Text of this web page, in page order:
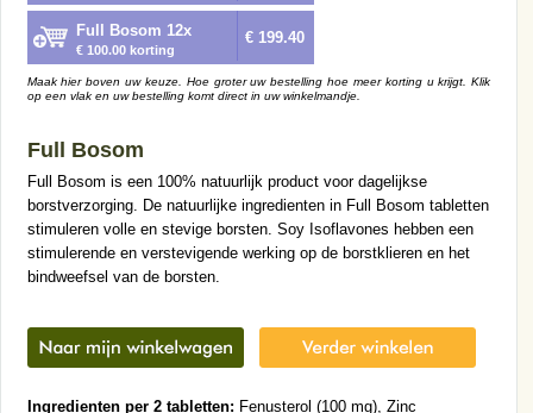
Full Bosom 12x
€ 100.00 korting
€ 199.40
Maak hier boven uw keuze. Hoe groter uw bestelling hoe meer korting u krijgt. Klik
op een vlak en uw bestelling komt direct in uw winkelmandje.
Full Bosom
Full Bosom is een 100% natuurlijk product voor dagelijkse
borstverzorging. De natuurlijke ingredienten in Full Bosom tabletten
stimuleren volle en stevige borsten. Soy Isoflavones hebben een
stimulerende en verstevigende werking op de borstklieren en het
bindweefsel van de borsten.
Ingredienten per 2 tabletten: Fenusterol (100 mg), Zinc